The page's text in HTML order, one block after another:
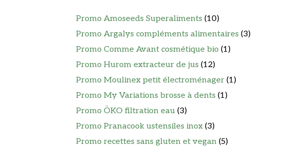
Promo Amoseeds Superaliments (10)
Promo Argalys compléments alimentaires (3)
Promo Comme Avant cosmétique bio (1)
Promo Hurom extracteur de jus (12)
Promo Moulinex petit électroménager (1)
Promo My Variations brosse à dents (1)
Promo ÖKO filtration eau (3)
Promo Pranacook ustensiles inox (3)
Promo recettes sans gluten et vegan (5)